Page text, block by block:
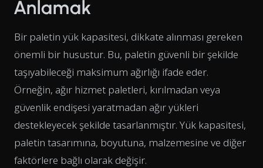
Anlamak
Bir paletin yük kapasitesi, dikkate alınması gereken
önemli bir husustur. Bu, paletin güvenli bir şekilde
taşıyabileceği maksimum ağırlığı ifade eder.
Örneğin, ağır hizmet paletleri, kırılmadan veya
güvenlik endişesi yaratmadan ağır yükleri
destekleyecek şekilde tasarlanmıştır. Yük kapasitesi,
paletin tasarımına, boyutuna, malzemesine ve diğer
faktörlere bağlı olarak değişir.